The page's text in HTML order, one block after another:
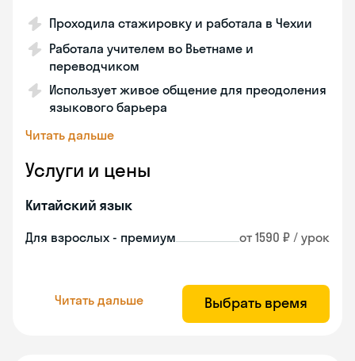
Проходила стажировку и работала в Чехии
Работала учителем во Вьетнаме и
переводчиком
Использует живое общение для преодоления
языкового барьера
Читать дальше
Услуги и цены
Китайский язык
Для взрослых - премиум от 1590 ₽ / урок
Читать дальше Выбрать время